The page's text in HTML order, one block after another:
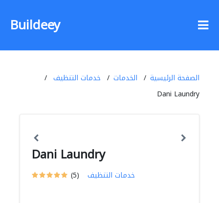
Buildeey
الصفحة الرئيسية الخدمات
خدمات التنظيف
Dani Laundry
Dani Laundry
(5) خدمات التنظيف